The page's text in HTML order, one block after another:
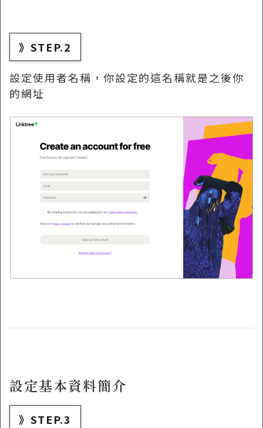
》STEP.2
設定使用者名稱，你設定的這名稱就是之後你
的網址
設定基本資料簡介
》STEP.3